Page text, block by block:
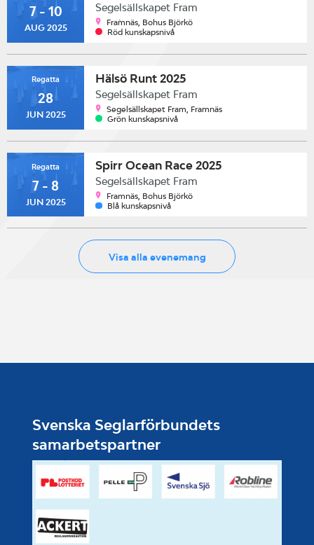
7 - 10
AUG 2025
Segelsällskapet Fram
Fra´mnäs, Bohus Björkö
Röd kunskapsnivå
Regatta
28
JUN 2025
Hälsö Runt 2025
Segelsällskapet Fram
Segelsällskapet Fram, Framnäs
Grön kunskapsnivå
Regatta
7 - 8
JUN 2025
Spirr Ocean Race 2025
Segelsällskapet Fram
Framnäs, Bohus Björkö
Blå kunskapsnivå
Visa alla evenemang
Svenska Seglarförbundets
samarbetspartner